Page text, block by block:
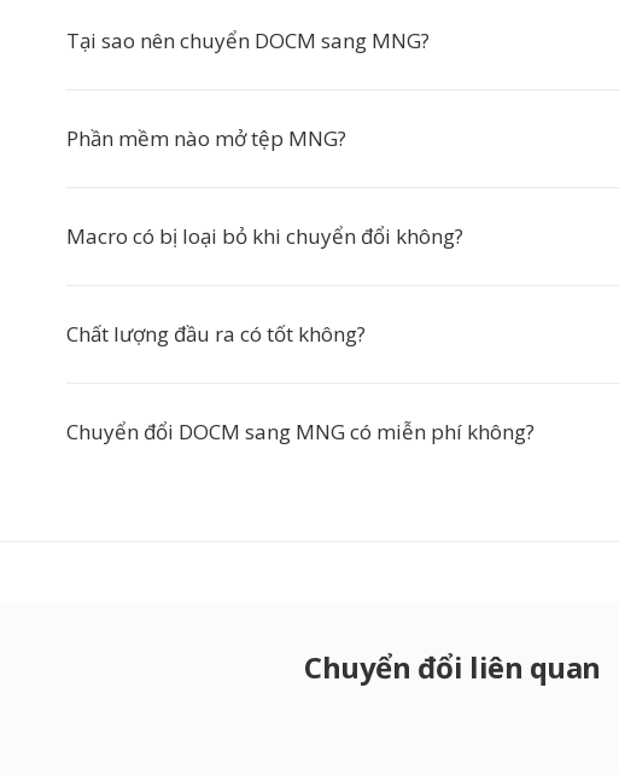
Tại sao nên chuyển DOCM sang MNG?
Phần mềm nào mở tệp MNG?
Macro có bị loại bỏ khi chuyển đổi không?
Chất lượng đầu ra có tốt không?
Chuyển đổi DOCM sang MNG có miễn phí không?
Chuyển đổi liên quan